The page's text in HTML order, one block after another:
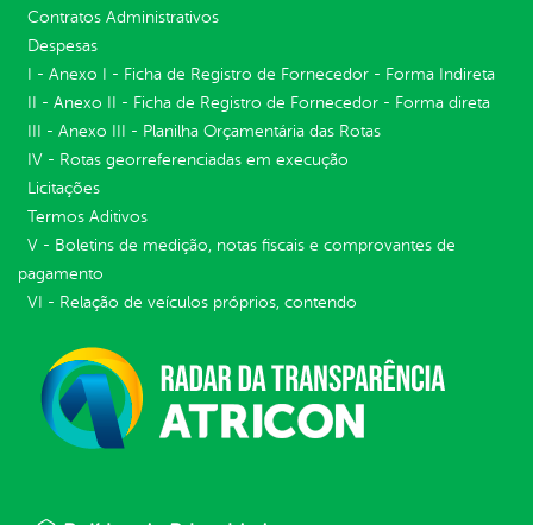
Contratos Administrativos
Despesas
I - Anexo I - Ficha de Registro de Fornecedor - Forma Indireta
II - Anexo II - Ficha de Registro de Fornecedor - Forma direta
III - Anexo III - Planilha Orçamentária das Rotas
IV - Rotas georreferenciadas em execução
Licitações
Termos Aditivos
V - Boletins de medição, notas fiscais e comprovantes de
pagamento
VI - Relação de veículos próprios, contendo